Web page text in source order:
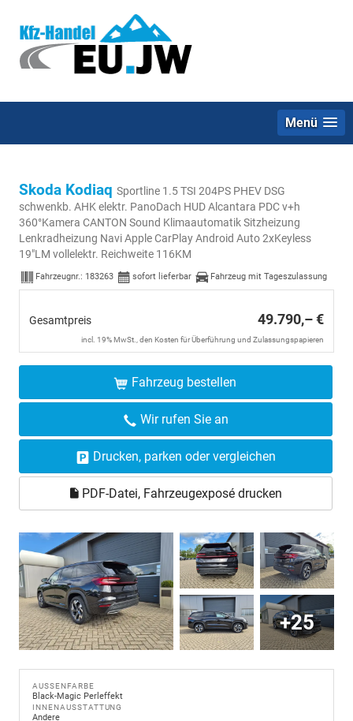
Menü
Skoda Kodiaq Sportline 1.5 TSI 204PS PHEV DSG
schwenkb. AHK elektr. PanoDach HUD Alcantara PDC v+h
360°Kamera CANTON Sound Klimaautomatik Sitzheizung
Lenkradheizung Navi Apple CarPlay Android Auto 2xKeyless
19"LM vollelektr. Reichweite 116KM
Fahrzeugnr.: 183263 sofort lieferbar Fahrzeug mit Tageszulassung
Gesamtpreis 49.790,– €
incl. 19% MwSt., den Kosten für Überführung und Zulassungspapieren
Fahrzeug bestellen
Wir rufen Sie an
Drucken, parken oder vergleichen
PDF-Datei, Fahrzeugexposé drucken
+25
AUSSENFARBE
Black-Magic Perleffekt
INNENAUSSTATTUNG
Andere